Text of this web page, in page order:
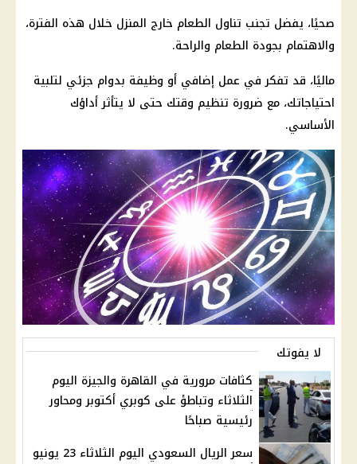
صحيًا، يفضل تجنب تناول الطعام خارج المنزل خلال هذه الفترة،
والاهتمام بجودة الطعام والراحة.
ماليًا، قد تفكر في عمل إضافي أو وظيفة بدوام جزئي لتلبية
احتياجاتك، مع ضرورة تنظيم وقتك حتى لا يتأثر أداؤك
الأساسي.
لا يفوتك
كثافات مرورية في القاهرة والجيزة اليوم
الثلاثاء وتباطؤ على كوبري أكتوبر ومحاور
رئيسية صباحًا
سعر الريال السعودي اليوم الثلاثاء 23 يونيو